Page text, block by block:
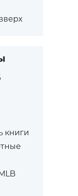
книги